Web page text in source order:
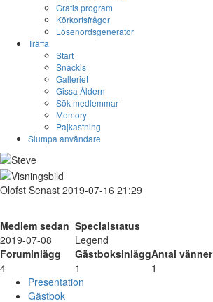
Gratis program
Körkortsfrågor
Lösenordsgenerator
Träffa
Start
Snackis
Galleriet
Gissa Åldern
Sök medlemmar
Memory
Pajkastning
Slumpa användare
Olofst Senast 2019-07-16 21:29
Medlem sedan Specialstatus
2019-07-08
Legend
Foruminlägg
GästboksinläggAntal vänner
4
1
1
Presentation
Gästbok